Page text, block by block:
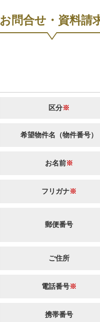
お問合せ・資料請
区分※
希望物件名（物件番号）
お名前※
フリガナ※
郵便番号
ご住所
電話番号※
携帯番号